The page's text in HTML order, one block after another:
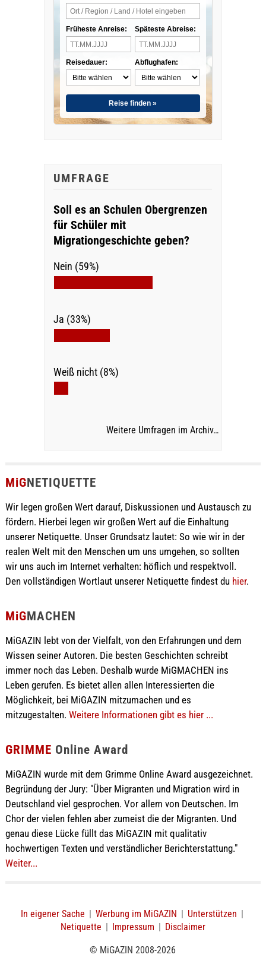
Früheste Anreise:
Reisedauer:
Späteste Abreise:
Abflughafen:
Reise finden »
UMFRAGE
Soll es an Schulen Obergrenzen
für Schüler mit
Migrationgeschichte geben?
Nein (59%)
Ja (33%)
Weiß nicht (8%)
Weitere Umfragen im Archiv…
MiGNETIQUETTE
Wir legen großen Wert darauf, Diskussionen und Austausch zu
fördern. Hierbei legen wir großen Wert auf die Einhaltung
unserer Netiquette. Unser Grundsatz lautet: So wie wir in der
realen Welt mit den Menschen um uns umgehen, so sollten
wir uns auch im Internet verhalten: höflich und respektvoll.
Den vollständigen Wortlaut unserer Netiquette findest du hier.
MiGMACHEN
MiGAZIN lebt von der Vielfalt, von den Erfahrungen und dem
Wissen seiner Autoren. Die besten Geschichten schreibt
immer noch das Leben. Deshalb wurde MiGMACHEN ins
Leben gerufen. Es bietet allen allen Interessierten die
Möglichkeit, bei MiGAZIN mitzumachen und es
mitzugestalten. Weitere Informationen gibt es hier ...
GRIMME Online Award
MiGAZIN wurde mit dem Grimme Online Award ausgezeichnet.
Begründung der Jury: "Über Migranten und Migration wird in
Deutschland viel gesprochen. Vor allem von Deutschen. Im
Chor der vielen fehlen aber zumeist die der Migranten. Und
genau diese Lücke füllt das MiGAZIN mit qualitativ
hochwertigen Texten und verständlicher Berichterstattung."
Weiter...
In eigener Sache | Werbung im MiGAZIN | Unterstützen |
Netiquette | Impressum | Disclaimer
© MiGAZIN 2008-2026